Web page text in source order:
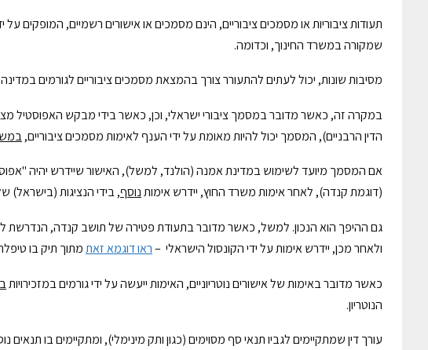
תעודות ציבוריות או מסמכים ציבוריים, הינם מסמכים או אישורים רשמיים, המופקים על
שמקורה במשרד החינוך, וכדומה.
מסיבות שונות, יכול לעתים להתעורר צורך בהמצאת מסמכים ציבוריים לגורמים
במקרה זה, כאשר מדובר במסמך ציבורי ישראלי, וכן, כאשר בידי מבקש האפוסטיל
הדין הרבניים), המסמך יכול להיות מאומת על ידי הענף לאימות מסמכים ציבוריים,
אם המסמך מיועד לשימוש במדינת אמנה (הולנד, למשל), האישור שיידרש יהיה
(דוגמת קנדה), לאחר אימות משרד החוץ, יידרש אימותנוסף, בידי הנציגות
גם ההיפך הוא הנכון. למשל, כאשר מדובר בתעודת פטירה של תושב קנדה, הנדרשת
ולאחר מכן, יידרש אימות על ידי הקונסול הישראלי –ראו דוגמא זאתמתוך תיק בו
כאשר מדובר באימות של אישורים נוטריוניים, האימות ייעשה על ידי גורמים במזכירויות
הנוטריון.
עורך דין שמתקיימים לגביו תנאי סף מסוימים (כגון ותק מינימלי), ומתקיימים בו